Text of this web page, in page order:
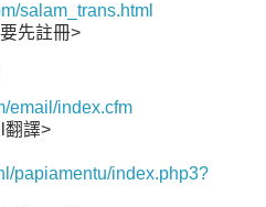
salam_trans.html
先註冊>
email/index.cfm
翻譯>
papiamentu/index.php3?